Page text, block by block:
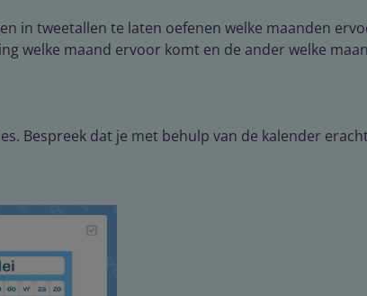
in tweetallen te laten oefenen welke maanden
welke maand ervoor komt en de ander welke
Bespreek dat je met behulp van de kalender